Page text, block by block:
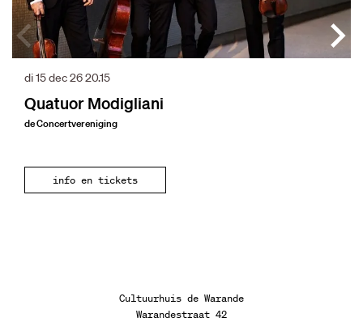
Quatuor Modigliani
de Concertvereniging
di 15 dec 2620.15
info en tickets
Cultuurhuis de Warande
Warandestraat 42